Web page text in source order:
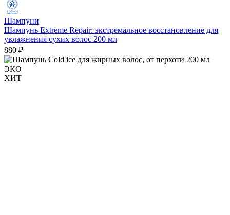
Шампуни
Шампунь Extreme Repair: экстремальное восстановление для
увлажнения сухих волос 200 мл
880 ₽
ЭКО
ХИТ